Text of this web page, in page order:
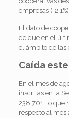
empresas (-
El dato de
de que en el
el ámbito de las
Caída
En el mes de
inscritas en la
238.701, lo que
respecto al mes